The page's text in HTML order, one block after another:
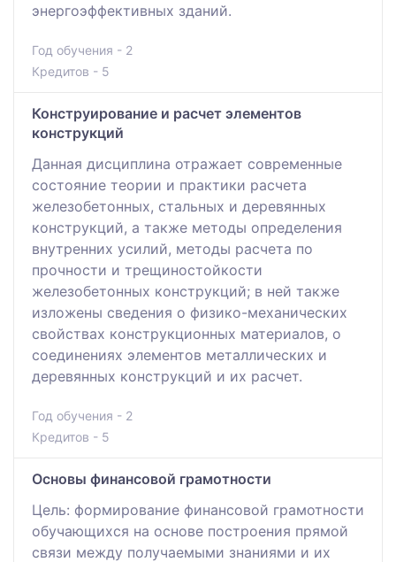
энергоэффективных зданий.
Год обучения - 2
Кредитов - 5
Конструирование и расчет элементов
конструкций
Данная дисциплина отражает современные
состояние теории и практики расчета
железобетонных, стальных и деревянных
конструкций, а также методы определения
внутренних усилий, методы расчета по
прочности и трещиностойкости
железобетонных конструкций; в ней также
изложены сведения о физико-механических
свойствах конструкционных материалов, о
соединениях элементов металлических и
деревянных конструкций и их расчет.
Год обучения - 2
Кредитов - 5
Основы финансовой грамотности
Цель: формирование финансовой грамотности
обучающихся на основе построения прямой
связи между получаемыми знаниями и их